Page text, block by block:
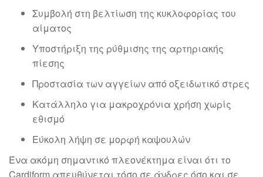
Συμβολή στη βελτίωση της κυκλοφορίας του
αίματος
Υποστήριξη της ρύθμισης της αρτηριακής
πίεσης
Προστασία των αγγείων από οξειδωτικό στρες
Κατάλληλο για μακροχρόνια χρήση χωρίς
εθισμό
Εύκολη λήψη σε μορφή καψουλών
Ένα ακόμη σημαντικό πλεονέκτημα είναι ότι το
Cardiform απευθύνεται τόσο σε άνδρες όσο και σε